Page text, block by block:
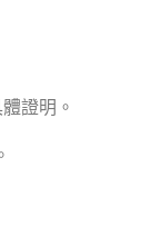
證明。